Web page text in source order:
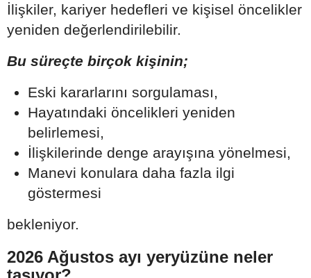
İlişkiler, kariyer hedefleri ve kişisel öncelikler
yeniden değerlendirilebilir.
Bu süreçte birçok kişinin;
Eski kararlarını sorgulaması,
Hayatındaki öncelikleri yeniden
belirlemesi,
İlişkilerinde denge arayışına yönelmesi,
Manevi konulara daha fazla ilgi
göstermesi
bekleniyor.
2026 Ağustos ayı yeryüzüne neler